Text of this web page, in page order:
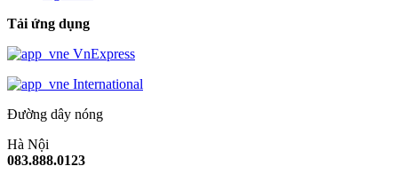
Tải ứng dụng
VnExpress
International
Đường dây nóng
Hà Nội
083.888.0123